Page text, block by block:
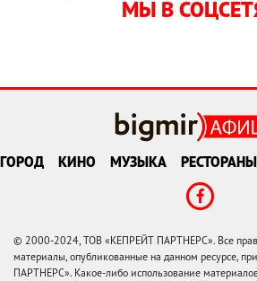
МЫ В
ГОРОД КИНО МУЗЫКА РЕСТОРАНЫ
© 2000-2024, ТОВ «КЕПРЕЙТ ПАРТНЕРС». Все
материалы, опубликованные на данном ресурсе,
ПАРТНЕРС». Какое-либо использование